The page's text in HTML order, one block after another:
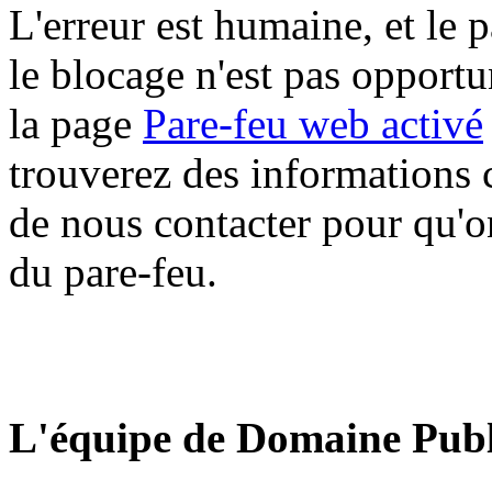
L'erreur est humaine, et le
le blocage n'est pas
la page Pare-feu web activé
trouverez des informations
de nous contacter pour
du pare-feu.
L'équipe de Domaine